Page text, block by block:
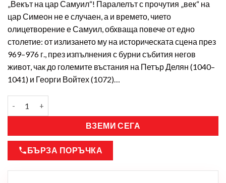
„Векът на цар Самуил“! Паралелът с прочутия „век“ на
цар Симеон не е случаен, а и времето, чието
олицетворение е Самуил, обхваща повече от едно
столетие: от излизането му на историческата сцена през
969–976 г., през изпълнения с бурни събития негов
живот, чак до големите въстания на Петър Делян (1040–
1041) и Георги Войтех (1072)…
ВЗЕМИ СЕГА
БЪРЗА ПОРЪЧКА